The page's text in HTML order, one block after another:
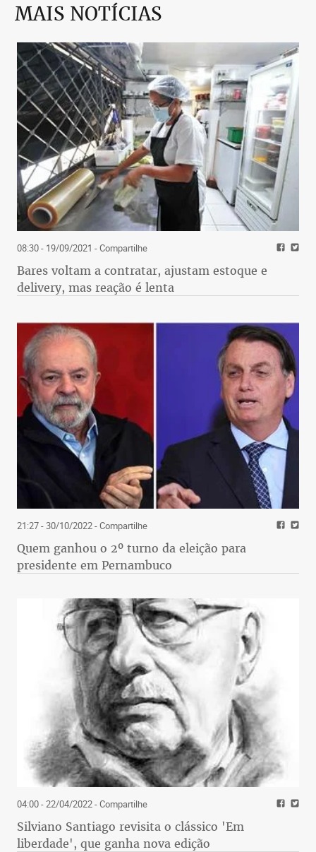
MAIS NOTÍCIAS
08:30 - 19/09/2021 - Compartilhe
Bares voltam a contratar, ajustam estoque e
delivery, mas reação é lenta
21:27 - 30/10/2022- Compartilhe
Quem ganhou o 2º turno da eleição para
presidente em Pernambuco
04:00 - 22/04/2022- Compartilhe
Silviano Santiago revisita o clássico 'Em
liberdade', que ganha nova edição